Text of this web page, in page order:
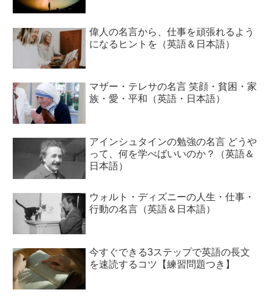
偉人の名言から、仕事を頑張れるよう
になるヒントを（英語＆日本語）
マザー・テレサの名言 笑顔・貧困・家
族・愛・平和（英語・日本語）
アインシュタインの勉強の名言 どうや
って、何を学べばいいのか？（英語＆
日本語）
ウォルト・ディズニーの人生・仕事・
行動の名言（英語＆日本語）
今すぐできる3ステップで英語の長文
を速読するコツ【練習問題つき】